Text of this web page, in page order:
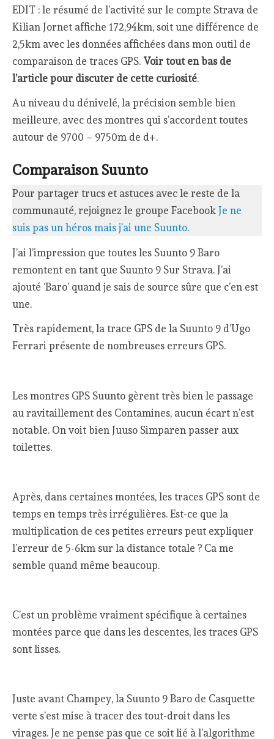
EDIT : le résumé de l’activité sur le compte Strava de
Kilian Jornet affiche 172,94km, soit une différence de
2,5km avec les données affichées dans mon outil de
comparaison de traces GPS. Voir tout en bas de
l’article pour discuter de cette curiosité.
Au niveau du dénivelé, la précision semble bien
meilleure, avec des montres qui s’accordent toutes
autour de 9700 – 9750m de d+.
Comparaison Suunto
Pour partager trucs et astuces avec le reste de la
communauté, rejoignez le groupe FacebookJe ne
suis pas un héros mais j’ai une Suunto.
J’ai l’impression que toutes les Suunto 9 Baro
remontent en tant que Suunto 9 Sur Strava. J’ai
ajouté ‘Baro’ quand je sais de source sûre que c’en est
une.
Très rapidement, la trace GPS de la Suunto 9 d’Ugo
Ferrari présente de nombreuses erreurs GPS.
Les montres GPS Suunto gèrent très bien le passage
au ravitaillement des Contamines, aucun écart n’est
notable. On voit bien Juuso Simparen passer aux
toilettes.
Après, dans certaines montées, les traces GPS sont de
temps en temps très irrégulières. Est-ce que la
multiplication de ces petites erreurs peut expliquer
l’erreur de 5-6km sur la distance totale ? Ca me
semble quand même beaucoup.
C’est un problème vraiment spécifique à certaines
montées parce que dans les descentes, les traces GPS
sont lisses.
Juste avant Champey, la Suunto 9 Baro de Casquette
verte s’est mise à tracer des tout-droit dans les
virages. Je ne pense pas que ce soit lié à l’algorithme